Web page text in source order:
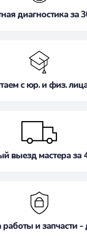
диагностика за
с юр. и физ.
выезд мастера за
работы и запчасти -